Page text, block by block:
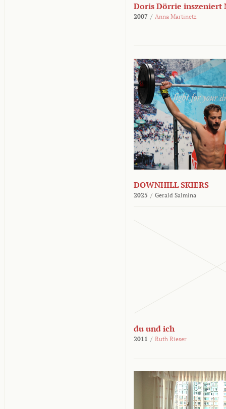
Doris Dörrie inszeniert
2007 / Anna Martinetz
DOWNHILL SKIERS
2025 / Gerald Salmina
du und ich
2011 / Ruth Rieser